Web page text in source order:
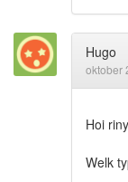
Hugo
oktober
Hoi
Welk